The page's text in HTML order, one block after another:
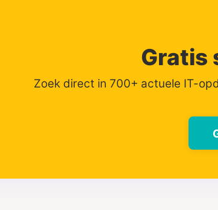
Gratis
Zoek direct in 700+ actuele IT-